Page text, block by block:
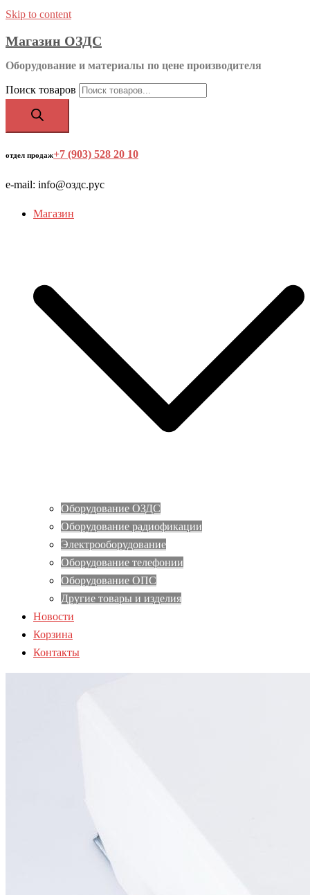
Skip to content
Магазин ОЗДС
Оборудование и материалы по цене производителя
Поиск товаров
отдел продаж+7 (903) 528 20 10
e-mail: info@оздс.рус
Магазин
Оборудование ОЗДС
Оборудование радиофикации
Электрооборудование
Оборудование телефонии
Оборудование ОПС
Другие товары и изделия
Новости
Корзина
Контакты